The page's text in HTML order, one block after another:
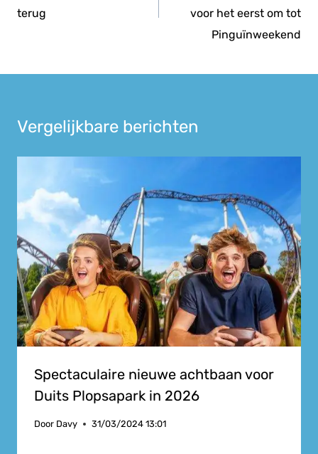
terug
voor het eerst om tot
Pinguïnweekend
Vergelijkbare berichten
Spectaculaire nieuwe achtbaan voor
Duits Plopsapark in 2026
Door Davy 31/03/2024 13:01